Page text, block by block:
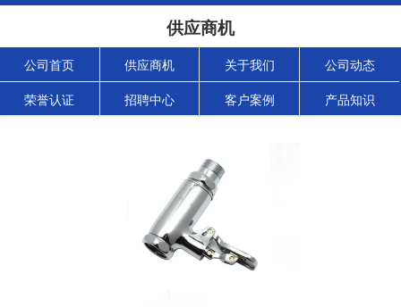
供应商机
公司首页 供应商机 关于我们 公司动态
荣誉认证 招聘中心 客户案例 产品知识